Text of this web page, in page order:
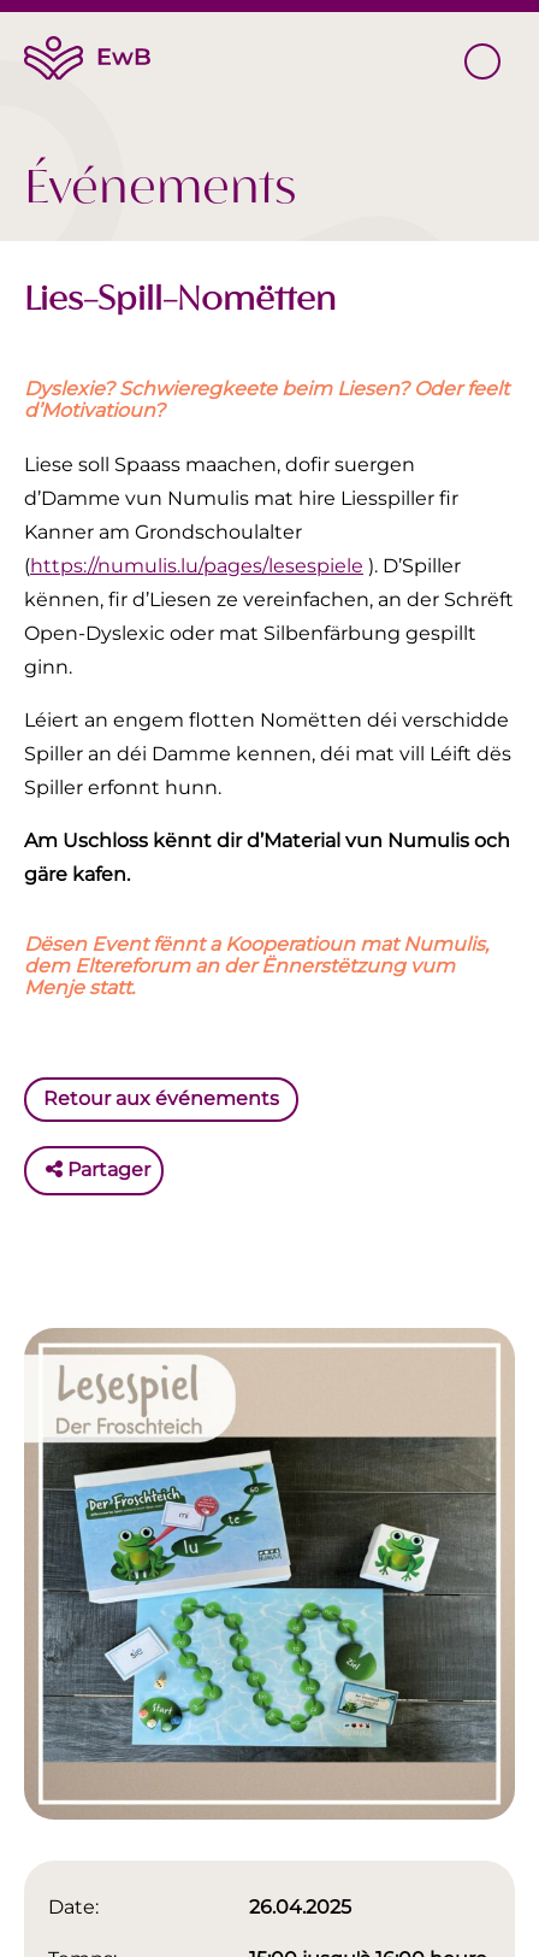
Événements
Lies-Spill-Nomëtten
Dyslexie? Schwieregkeete beim Liesen? Oder feelt
d’Motivatioun?
Liese soll Spaass maachen, dofir suergen
d’Damme vun Numulis mat hire Liesspiller fir
Kanner am Grondschoulalter
(https://numulis.lu/pages/lesespiele ). D’Spiller
kënnen, fir d’Liesen ze vereinfachen, an der Schrëft
Open-Dyslexic oder mat Silbenfärbung gespillt
ginn.
Léiert an engem flotten Nomëtten déi verschidde
Spiller an déi Damme kennen, déi mat vill Léift dës
Spiller erfonnt hunn.
Am Uschloss kënnt dir d’Material vun Numulis och
gäre kafen.
Dësen Event fënnt a Kooperatioun mat Numulis,
dem Eltereforum an der Ënnerstëtzung vum
Menje statt.
Retour aux événements
Partager
Date: 26.04.2025